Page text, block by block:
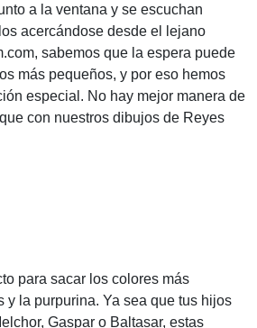
a la ventana y se escuchan
acercándose desde el lejano
sabemos que la espera puede
más pequeños, y por eso hemos
especial. No hay mejor manera de
con nuestros dibujos de Reyes
para sacar los colores más
y la purpurina. Ya sea que tus hijos
Gaspar o Baltasar, estas